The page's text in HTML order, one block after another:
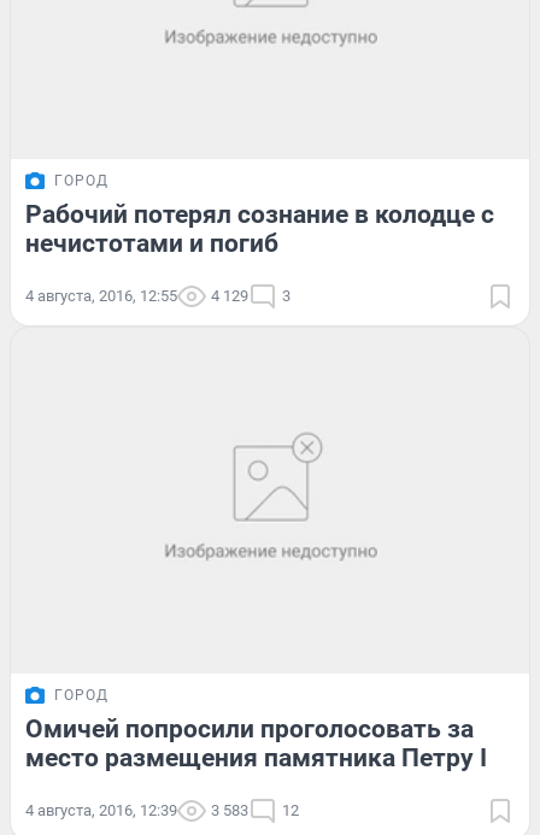
ГОРОД
Рабочий потерял сознание в колодце с
нечистотами и погиб
4 августа, 2016, 12:55 4 129 3
ГОРОД
Омичей попросили проголосовать за
место размещения памятника Петру I
4 августа, 2016, 12:39 3 583 12